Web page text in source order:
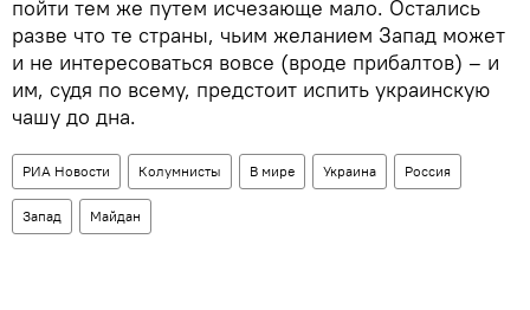
пойти тем же путем исчезающе мало. Остались
разве что те страны, чьим желанием Запад может
и не интересоваться вовсе (вроде прибалтов) – и
им, судя по всему, предстоит испить украинскую
чашу до дна.
РИА Новости Колумнисты В мире Украина Россия
Запад Майдан